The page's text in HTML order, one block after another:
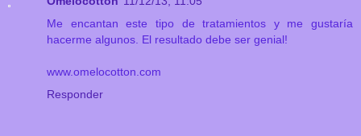
Me encantan este tipo de tratamientos y me gustaría
hacerme algunos. El resultado debe ser genial!
www.omelocotton.com
Responder